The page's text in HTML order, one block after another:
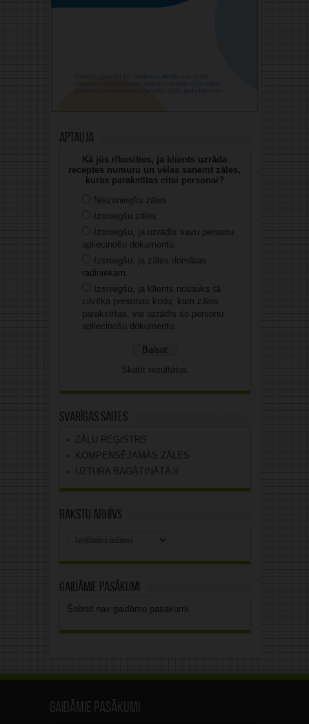
Aptauja
Kā jūs rīkosities, ja klients uzrāda
receptes numuru un vēlas saņemt zāles,
kuras parakstītas citai personai?
Neizsniegšu zāles.
Izsniegšu zāles.
Izsniegšu, ja uzrādīs savu personu
apliecinošu dokumentu.
Izsniegšu, ja zāles domātas
radiniekam.
Izsniegšu, ja klients nosauks tā
cilvēka personas kodu, kam zāles
parakstītas, vai uzrādīs šo personu
apliecinošu dokumentu.
Skatīt rezultātus
Svarīgas saites
ZĀĻU REĢISTRS
KOMPENSĒJAMĀS ZĀLES
UZTURA BAGĀTINĀTĀJI
Rakstu arhīvs
Gaidāmie pasākumi
Šobrīd nav gaidāmo pasākumi.
Gaidāmie pasākumi